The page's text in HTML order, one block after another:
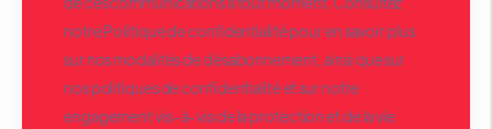
notre Politique de confidentialité pour en savoir plus
sur nos modalités de désabonnement, ainsi que sur
nos politiques de confidentialité et sur notre
engagement vis-à-vis de la protection et de la vie